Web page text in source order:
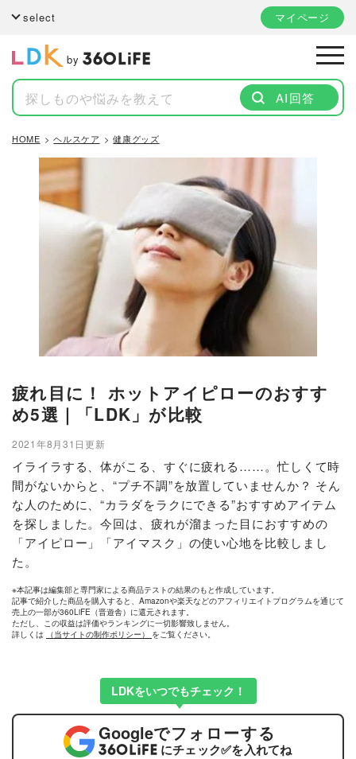
select マイページ
by
AI回答
HOME ヘルスケア 健康グッズ
疲れ目に！ ホットアイピローのおすす
め5選｜「LDK」が比較
2021年8月31日更新
イライラする、体がこる、すぐに疲れる……。忙しくて時
間がないからと、“プチ不調”を放置していませんか？ そん
な人のために、“カラダをラクにできる”おすすめアイテム
を探しました。今回は、疲れが溜まった目におすすめの
「アイピロー」「アイマスク」の使い心地を比較しまし
た。
※本記事は編集部と専門家による商品テストの結果のもと作成しています。
記事で紹介した商品を購入すると、Amazonや楽天などのアフィリエイトプログラムを通じて
売上の一部が360LiFE（晋遊舎）に還元されます。
ただし、この収益は評価やランキングに一切影響致しません。
詳しくは
（当サイトの制作ポリシー） をご覧ください。
LDKをいつでもチェック！
Googleでフォローする
にチェック✅を入れてね